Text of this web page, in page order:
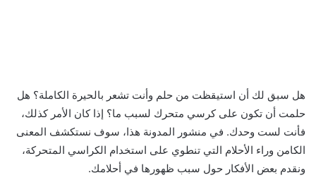
هل سبق لك أن استيقظت من حلم وأنت تشعر بالحيرة الكاملة؟ هل
حلمت أن تكون على كرسي متحرك لسبب ما؟ إذا كان الأمر كذلك،
فأنت لست وحدك. في منشور المدونة هذا، سوف نستكشف المعنى
الكامن وراء الأحلام التي تنطوي على استخدام الكراسي المتحركة،
ونقدم بعض الأفكار حول سبب ظهورها في أحلامك.